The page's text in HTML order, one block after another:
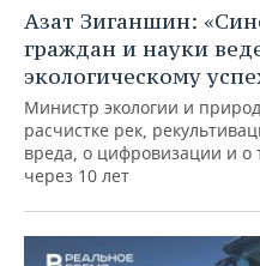
Азат Зиганшин:
граждан и науки
экологическому
Министр экологии и
расчистке рек,
вреда, о цифровизации и о
через 10 лет